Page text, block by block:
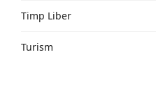
Timp Liber
Turism